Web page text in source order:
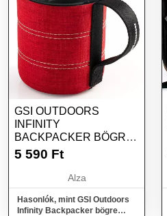
GSI OUTDOORS
INFINITY
BACKPACKER BÖGRE
550ML PIROS
5 590 Ft
Alza
Hasonlók, mint GSI Outdoors
Infinity Backpacker bögre